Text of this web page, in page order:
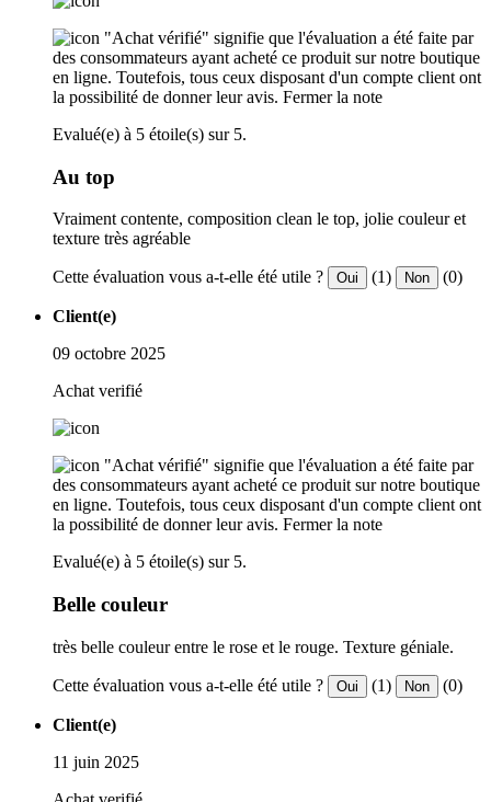
"Achat vérifié" signifie que l'évaluation a été faite par
des consommateurs ayant acheté ce produit sur notre boutique
en ligne. Toutefois, tous ceux disposant d'un compte client ont
la possibilité de donner leur avis. Fermer la note
Evalué(e) à 5 étoile(s) sur 5.
Au top
Vraiment contente, composition clean le top, jolie couleur et
texture très agréable
Cette évaluation vous a-t-elle été utile ? Oui (1) Non (0)
Client(e)
09 octobre 2025
Achat verifié
"Achat vérifié" signifie que l'évaluation a été faite par
des consommateurs ayant acheté ce produit sur notre boutique
en ligne. Toutefois, tous ceux disposant d'un compte client ont
la possibilité de donner leur avis. Fermer la note
Evalué(e) à 5 étoile(s) sur 5.
Belle couleur
très belle couleur entre le rose et le rouge. Texture géniale.
Cette évaluation vous a-t-elle été utile ? Oui (1) Non (0)
Client(e)
11 juin 2025